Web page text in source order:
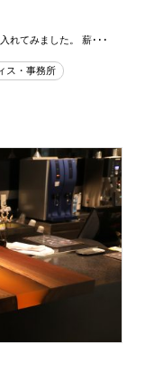
れてみました。 薪･･･
ス・事務所